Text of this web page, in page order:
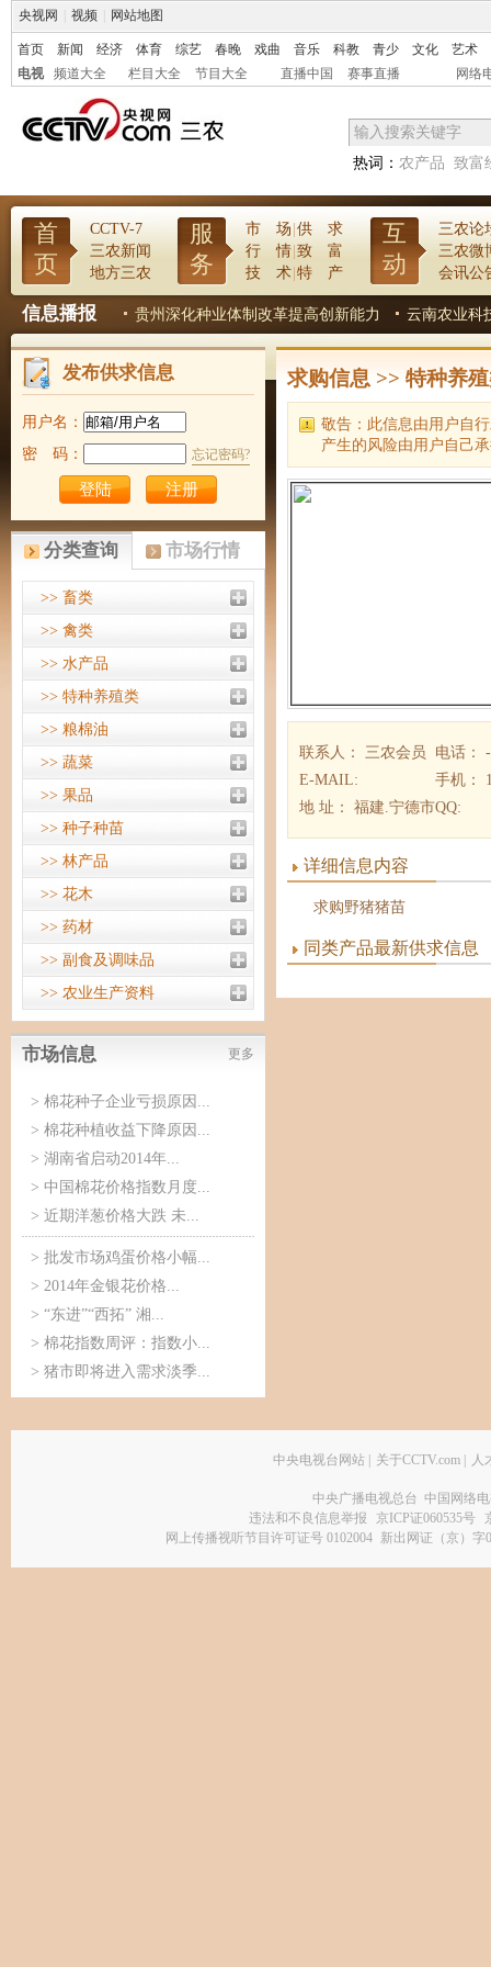
央视网 视频 网站地图
首页 新闻 经济 体育 综艺 春晚 戏曲 音乐 科教 青少 文化
艺术
电视
频道大全 栏目大全 节目大全 直播中国 赛事直播 网络
热词： 农产品 致富
首
页
CCTV-7
三农新闻
地方三农
服
务
市 场 供 求
行 情 致 富
技 术 特 产
互
动
三农论
三农微
会讯公
信息播报
“一村一品” 贵州深化种业体制改革提高创新能力 云南农业科技
发布供求信息
用户名：
密 码：
忘记密码?
注册
分类查询 市场行情
>> 畜类
>> 禽类
>> 水产品
>> 特种养殖类
>> 粮棉油
>> 蔬菜
>> 果品
>> 种子种苗
>> 林产品
>> 花木
>> 药材
>> 副食及调味品
>> 农业生产资料
市场信息 更多
> 棉花种子企业亏损原因...
> 棉花种植收益下降原因...
> 湖南省启动2014年...
> 中国棉花价格指数月度...
> 近期洋葱价格大跌 未...
> 批发市场鸡蛋价格小幅...
> 2014年金银花价格...
> “东进”“西拓” 湘...
> 棉花指数周评：指数小...
> 猪市即将进入需求淡季...
求购信息 >> 特种养
敬告：此信息由用户自
产生的风险由用户自己
联系人： 三农会员
电话： -
E-MAIL:
手机：
地 址： 福建.宁德市QQ:
详细信息内容
求购野猪猪苗
同类产品最新供求信息
中央电视台网站 关于CCTV.com 人
中央广播电视总台 中国网络
违法和不良信息举报
京ICP证060535号
网上传播视听节目许可证号 0102004 新出网证（京）